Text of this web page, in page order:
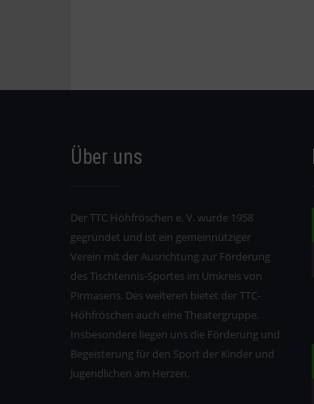
Über uns
Der TTC Höhfröschen e. V. wurde 1958
gegründet und ist ein gemeinnütziger
Verein mit der Ausrichtung zur Förderung
des Tischtennis-Sportes im Umkreis von
Pirmasens. Des weiteren bietet der TTC-
Höhfröschen auch eine Theatergruppe.
Insbesondere liegen uns die Förderung und
Begeisterung für den Sport der Kinder und
Jugendlichen am Herzen.